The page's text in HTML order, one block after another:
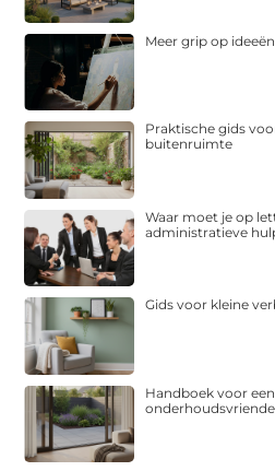
Meer grip op
Praktische gids
buitenruimte
Waar moet je op
administratieve
Gids voor kleine
Handboek voor